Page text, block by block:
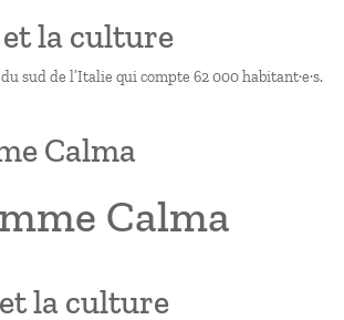
la culture
sud de l’Italie qui compte 62 000 habitant·e·s.
Calma
Calma
la culture